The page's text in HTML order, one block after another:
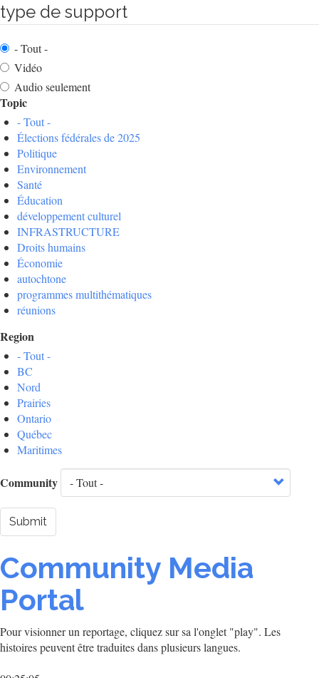
type de support
- Tout -
Vidéo
Audio seulement
Topic
- Tout -
Élections fédérales de 2025
Politique
Environnement
Santé
Éducation
développement culturel
INFRASTRUCTURE
Droits humains
Économie
autochtone
programmes multithématiques
réunions
Region
- Tout -
BC
Nord
Prairies
Ontario
Québec
Maritimes
Community
Submit
Community Media
Portal
Pour visionner un reportage, cliquez sur sa l'onglet "play". Les
histoires peuvent être traduites dans plusieurs langues.